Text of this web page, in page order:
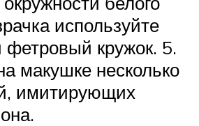
используйте
фетровый кружок. 5.
макушке несколько
имитирующих